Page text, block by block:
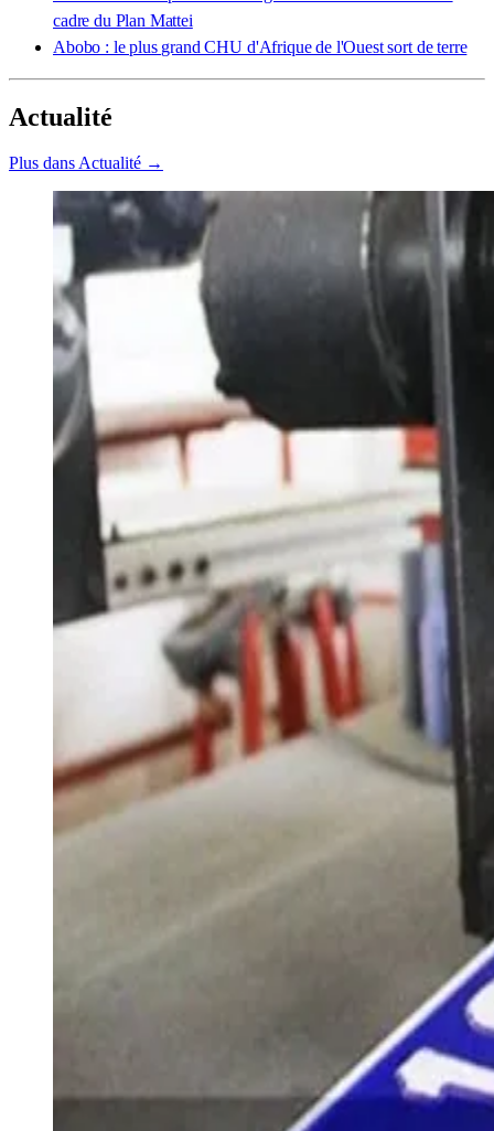
cadre du Plan Mattei
Abobo : le plus grand CHU d'Afrique de l'Ouest sort de terre
Actualité
Plus dans Actualité →